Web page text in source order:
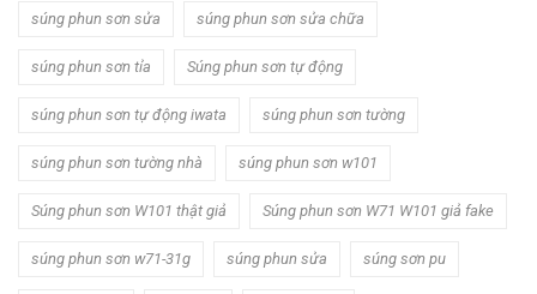
súng phun sơn sửa súng phun sơn sửa chữa
súng phun sơn tỉa Súng phun sơn tự động
súng phun sơn tự động iwata súng phun sơn tường
súng phun sơn tường nhà súng phun sơn w101
Súng phun sơn W101 thật giả Súng phun sơn W71 W101 giả fake
súng phun sơn w71-31g súng phun sửa súng sơn pu